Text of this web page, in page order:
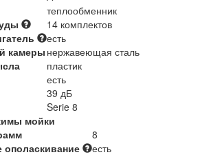
теплообменник
14 комплектов
есть
камеры нержавеющая сталь
пластик
есть
39 дБ
Serie 8
мойки
8
ополаскивание
есть